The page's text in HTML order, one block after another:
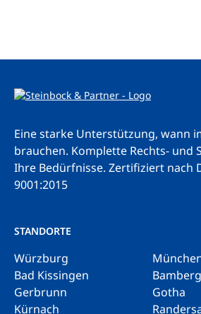
Eine starke Unterstützung, wann
brauchen. Komplette Rechts- und
Ihre Bedürfnisse. Zertifiziert nach
9001:2015
STANDORTE
Würzburg
Bad Kissingen
Bamberg
Gerbrunn
Gotha
Kürnach